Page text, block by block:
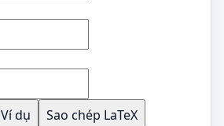
Ví dụ
Sao chép LaTeX